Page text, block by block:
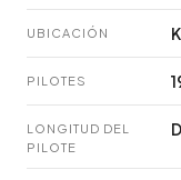
UBICACIÓN
PILOTES
LONGITUD DEL
PILOTE